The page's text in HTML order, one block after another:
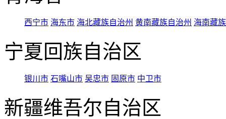
西宁市 海东市 海北藏族自治州 黄南藏族自治州 海南藏
宁夏回族自治区
银川市 石嘴山市 吴忠市 固原市 中卫市
新疆维吾尔自治区